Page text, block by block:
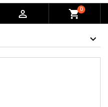
 shopping_cart0